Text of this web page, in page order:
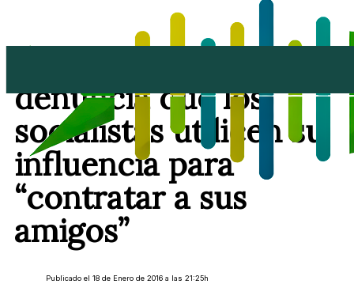
denuncia que los
socialistas utilicen su
influencia para
“contratar a sus
amigos”
Publicado el 18 de Enero de 2016 a las 21:25h